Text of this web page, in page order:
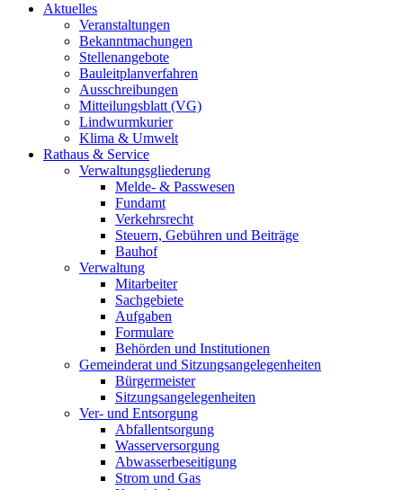
Aktuelles
Veranstaltungen
Bekanntmachungen
Stellenangebote
Bauleitplanverfahren
Ausschreibungen
Mitteilungsblatt (VG)
Lindwurmkurier
Klima & Umwelt
Rathaus & Service
Verwaltungsgliederung
Melde- & Passwesen
Fundamt
Verkehrsrecht
Steuern, Gebühren und Beiträge
Bauhof
Verwaltung
Mitarbeiter
Sachgebiete
Aufgaben
Formulare
Behörden und Institutionen
Gemeinderat und Sitzungsangelegenheiten
Bürgermeister
Sitzungsangelegenheiten
Ver- und Entsorgung
Abfallentsorgung
Wasserversorgung
Abwasserbeseitigung
Strom und Gas